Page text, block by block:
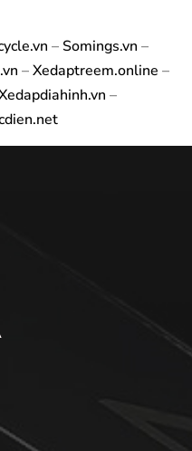
– Somings.vn –
–Xedaptreem.online –
–